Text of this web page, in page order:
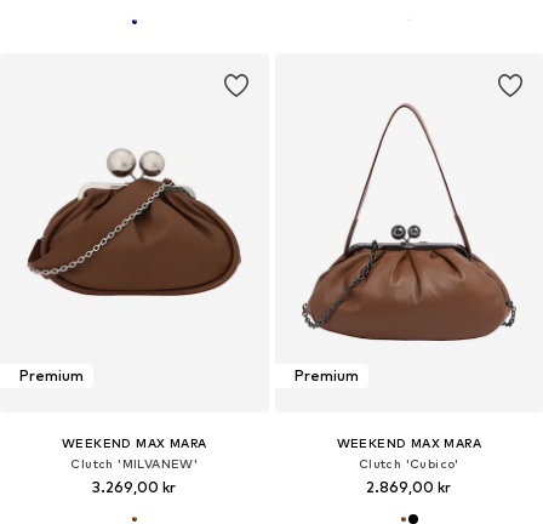
Premium
WEEKEND MAX MARA
Clutch 'MILVANEW'
3.269,00 kr
Premium
WEEKEND MAX MARA
Clutch 'Cubico'
2.869,00 kr